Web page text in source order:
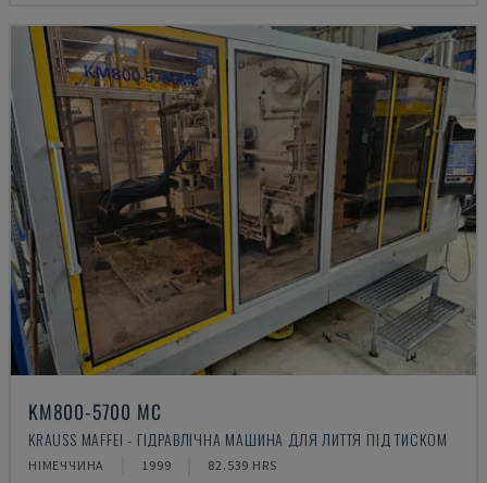
KM800-5700 MC
KRAUSS MAFFEI - ГІДРАВЛІЧНА МАШИНА ДЛЯ ЛИТТЯ ПІД ТИСКОМ
НІМЕЧЧИНА 1999 82.539 HRS